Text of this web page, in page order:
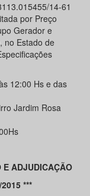
14-61
por Preço
Gerador e
no Estado de
12:00 Hs e das
Jardim Rosa
E ADJUDICAÇÃO
***